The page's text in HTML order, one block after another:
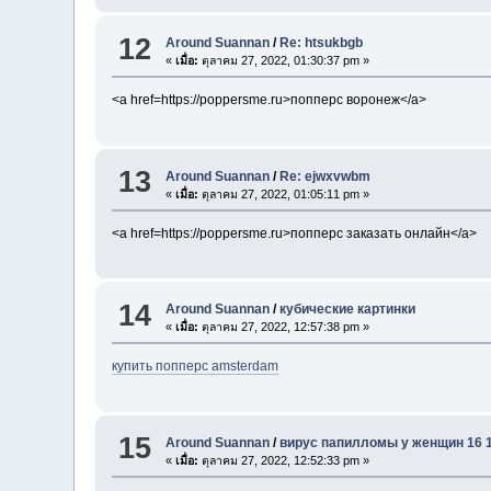
12 Around Suannan / Re: htsukbgb
«เมื่อ: ตุลาคม 27, 2022, 01:30:37 pm »
<a href=https://poppersme.ru>попперс воронеж</a>
13 Around Suannan /Re: ejwxvwbm
«เมื่อ: ตุลาคม 27, 2022, 01:05:11 pm »
<a href=https://poppersme.ru>попперс заказать онлайн</a>
14 Around Suannan /кубические картинки
«เมื่อ: ตุลาคม 27, 2022, 12:57:38 pm »
купить попперс amsterdam
15 Around Suannan /вирус папилломы у женщин 16
«เมื่อ: ตุลาคม 27, 2022, 12:52:33 pm »